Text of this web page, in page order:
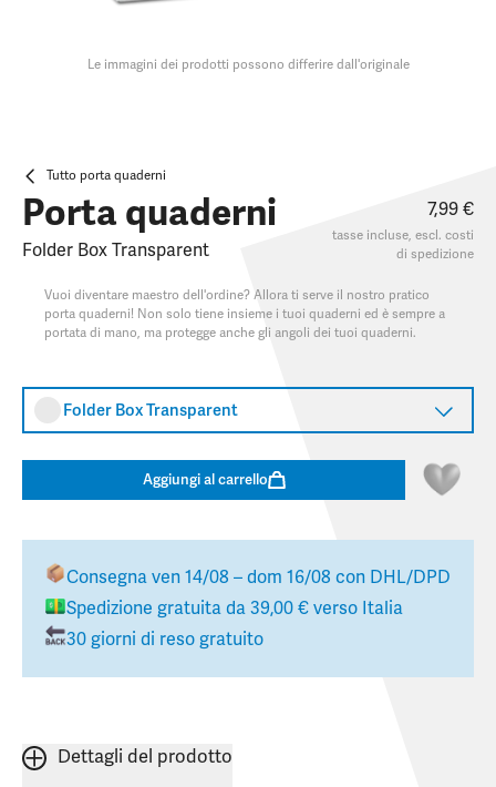
Le immagini dei prodotti possono differire dall'originale
Tutto porta quaderni
Porta quaderni
Folder Box Transparent
7,99 €
tasse incluse, escl. costi
di spedizione
Vuoi diventare maestro dell'ordine? Allora ti serve il nostro pratico
porta quaderni! Non solo tiene insieme i tuoi quaderni ed è sempre a
portata di mano, ma protegge anche gli angoli dei tuoi quaderni.
Folder Box Transparent
Aggiungi al carrello
Consegna ven 14/08 – dom 16/08 con DHL/DPD
Spedizione gratuita da 39,00 € verso Italia
30 giorni di reso gratuito
Dettagli del prodotto